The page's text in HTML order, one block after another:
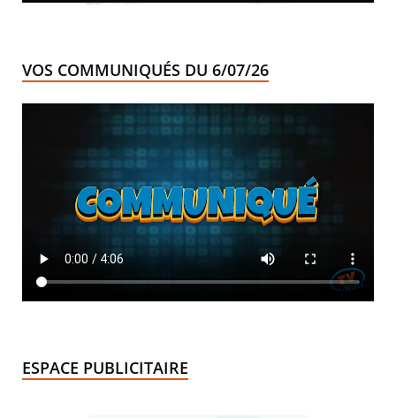
VOS COMMUNIQUÉS DU 6/07/26
ESPACE PUBLICITAIRE